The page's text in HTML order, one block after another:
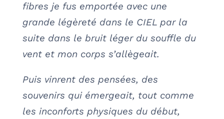
fibres je fus emportée avec une
grande légèreté dans le CIEL par la
suite dans le bruit léger du souffle du
vent et mon corps s’allègeait.
Puis vinrent des pensées, des
souvenirs qui émergeait, tout comme
les inconforts physiques du début,